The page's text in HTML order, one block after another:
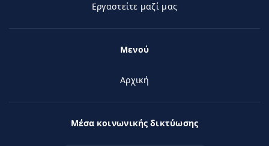
Εργαστείτε μαζί μας
Μενού
Αρχική
Μέσα κοινωνικής δικτύωσης